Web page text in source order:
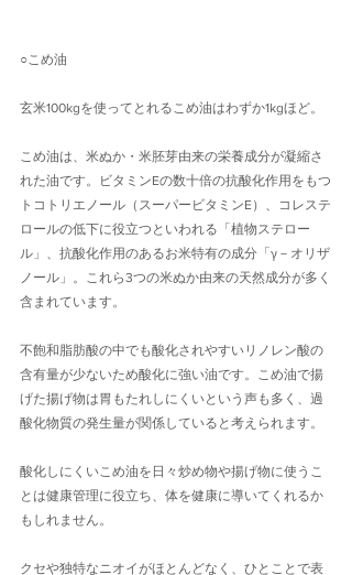
○こめ油
玄米100kgを使ってとれるこめ油はわずか1kgほど。
こめ油は、米ぬか・米胚芽由来の栄養成分が凝縮さ
れた油です。ビタミンEの数十倍の抗酸化作用をもつ
トコトリエノール（スーパービタミンE）、コレステ
ロールの低下に役立つといわれる「植物ステロー
ル」、抗酸化作用のあるお米特有の成分「γ－オリザ
ノール」。これら3つの米ぬか由来の天然成分が多く
含まれています。
不飽和脂肪酸の中でも酸化されやすいリノレン酸の
含有量が少ないため酸化に強い油です。こめ油で揚
げた揚げ物は胃もたれしにくいという声も多く、過
酸化物質の発生量が関係していると考えられます。
酸化しにくいこめ油を日々炒め物や揚げ物に使うこ
とは健康管理に役立ち、体を健康に導いてくれるか
もしれません。
クセや独特なニオイがほとんどなく、ひとことで表